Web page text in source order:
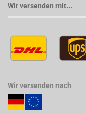
Wir versenden mit...
Wir versenden nach